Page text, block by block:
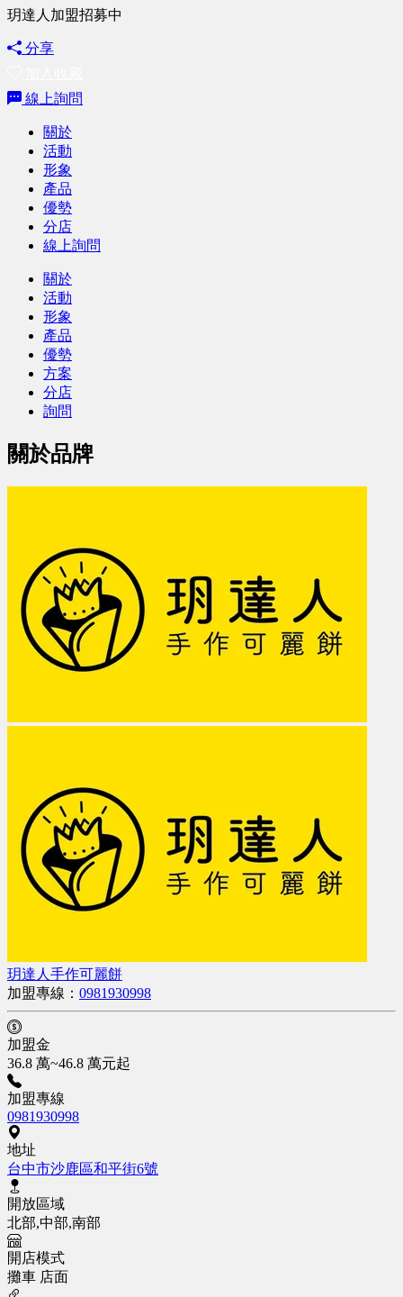
玥達人加盟招募中
分享
線上詢問
關於
活動
形象
產品
優勢
分店
線上詢問
關於
活動
形象
產品
優勢
方案
分店
詢問
關於品牌
玥達人手作可麗餅
加盟專線： 0981930998
加盟金
36.8 萬~46.8 萬元起
加盟專線
0981930998
地址
台中市沙鹿區和平街6號
開放區域
北部,中部,南部
開店模式
攤車 店面